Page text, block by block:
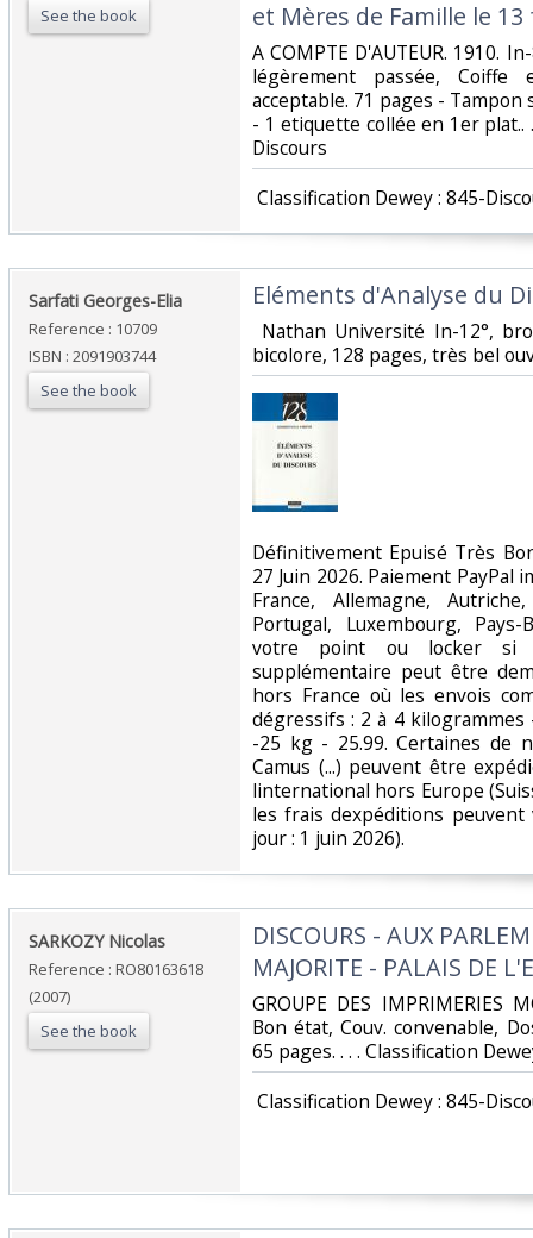
See the book
et Mères de Famille le
‎A COMPTE D'AUTEUR. 1910.
légèrement passée,
acceptable. 71 pages -
- 1 etiquette collée en 1er plat..
Discours‎
Classification Dewey : 845-
‎Sarfati Georges-Elia‎
Reference : 10709
ISBN : 2091903744
See the book
‎Eléments d'Analyse du
Nathan Université In-12°,
bicolore, 128 pages, très bel
‎Définitivement Epuisé Très
27 Juin 2026. Paiement PayPal
France, Allemagne,
Portugal, Luxembourg, Pays-
votre point ou locker si
supplémentaire peut être
hors France où les envois
dégressifs : 2 à 4
-25 kg - 25.99. Certaines de
Camus (...) peuvent être
linternational hors Europe
les frais dexpéditions
jour : 1 juin 2026). ‎
‎SARKOZY Nicolas‎
Reference : RO80163618
(2007)
See the book
‎DISCOURS - AUX
MAJORITE - PALAIS DE
‎GROUPE DES IMPRIMERIES
Bon état, Couv. convenable,
65 pages. . . . Classification
Classification Dewey : 845-